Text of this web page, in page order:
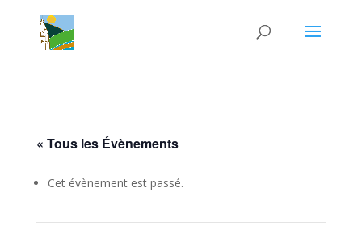
« Tous les Évènements
Cet évènement est passé.